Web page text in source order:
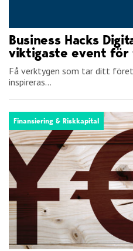
Business Hacks
viktigaste event för
Få verktygen som tar ditt
inspireras...
Finansiering & Riskkapital